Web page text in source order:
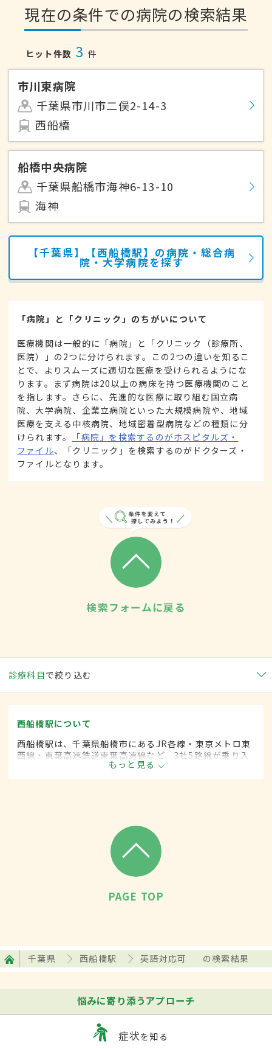
現在の条件での病院の検索結果
ヒット件数 3 件
市川東病院
千葉県市川市二俣2-14-3
西船橋
船橋中央病院
千葉県船橋市海神6-13-10
海神
【千葉県】【西船橋駅】の病院・総合病
院・大学病院を探す
「病院」と「クリニック」のちがいについて
医療機関は一般的に「病院」と「クリニック（診療所、
医院）」の2つに分けられます。この2つの違いを知るこ
とで、よりスムーズに適切な医療を受けられるようにな
ります。まず病院は20以上の病床を持つ医療機関のこと
を指します。さらに、先進的な医療に取り組む国立病
院、大学病院、企業立病院といった大規模病院や、地域
医療を支える中核病院、地域密着型病院などの種類に分
けられます。
「病院」を検索するのがホスピタルズ・
ファイル、「クリニック」を検索するのがドクターズ・
ファイルとなります。
検索フォームに戻る
診療科目で絞り込む
西船橋駅について
西船橋駅は、千葉県船橋市にあるJR各線・東京メトロ東
西線・東葉高速鉄道東葉高速線など、3社5路線が乗り入
れている。駅構内にはショッピングモールも併設されて
いて、多くの人に利用されている。
もっと見る
PAGE TOP
千葉県 西船橋駅 英語対応可 の検索結果
悩みに寄り添うアプローチ
症状を知る